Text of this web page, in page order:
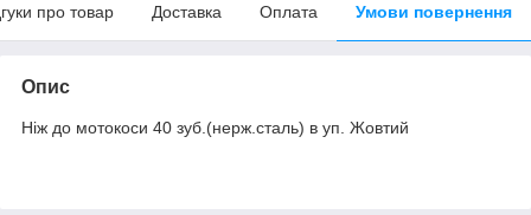
про товар Доставка Оплата Умови повернення
Опис
Ніж до мотокоси 40 зуб.(нерж.сталь) в уп. Жовтий